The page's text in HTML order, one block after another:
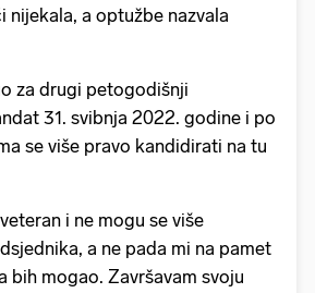
nijekala, a optužbe nazvala
za drugi petogodišnji
31. svibnja 2022. godine i po
se više pravo kandidirati na tu
i ne mogu se više
a ne pada mi na pamet
bih mogao. Završavam svoju